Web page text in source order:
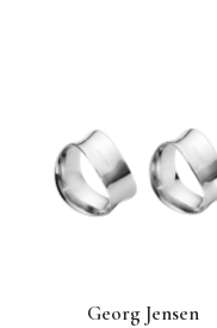
Georg Jensen